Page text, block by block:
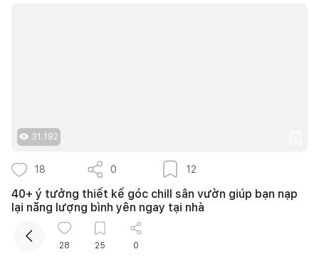
31.192
18 0 12
40+ ý tưởng thiết kế góc chill sân vườn giúp bạn nạp
lại năng lượng bình yên ngay tại nhà
Nguyễn Quỳnh Hương
28 25 0